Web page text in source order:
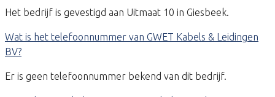
Het bedrijf is gevestigd aan Uitmaat 10 in Giesbeek.
Wat is het telefoonnummer van GWET Kabels & Leidingen
BV?
Er is geen telefoonnummer bekend van dit bedrijf.